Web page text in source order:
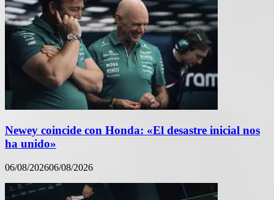
Newey coincide con Honda: «El desastre inicial nos
ha unido»
06/08/202606/08/2026